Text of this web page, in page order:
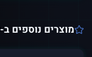
מוצרים נוספים ב-